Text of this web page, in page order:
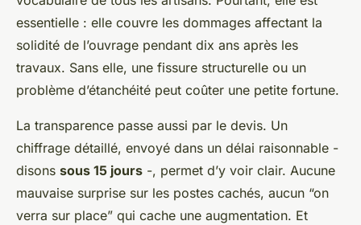
essentielle : elle couvre les dommages affectant la
solidité de l’ouvrage pendant dix ans après les
travaux. Sans elle, une fissure structurelle ou un
problème d’étanchéité peut coûter une petite fortune.
La transparence passe aussi par le devis. Un
chiffrage détaillé, envoyé dans un délai raisonnable -
disons sous 15 jours -, permet d’y voir clair. Aucune
mauvaise surprise sur les postes cachés, aucun “on
verra sur place” qui cache une augmentation. Et